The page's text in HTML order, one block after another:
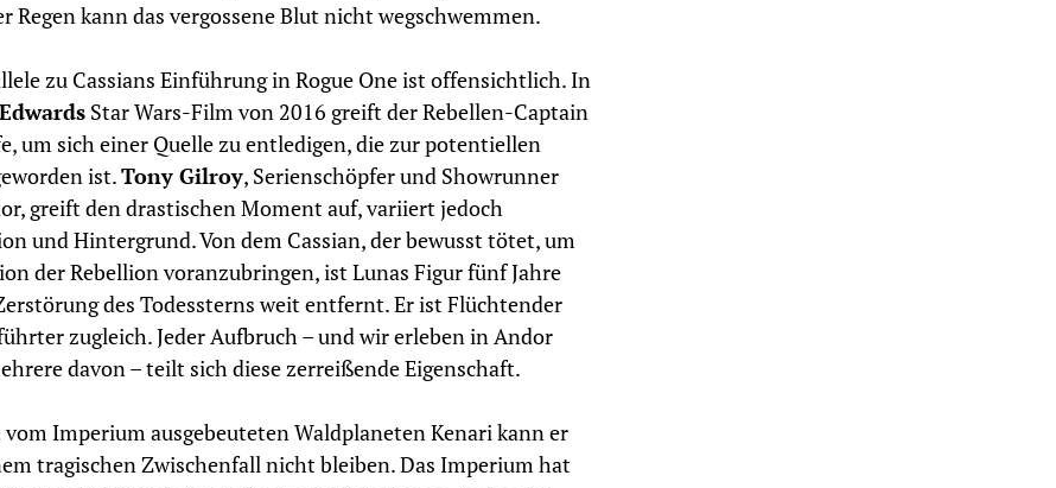
Regen kann das vergossene Blut nicht wegschwemmen.
zu Cassians Einführung in Rogue One ist offensichtlich. In
Star Wars-Film von 2016 greift der Rebellen-Captain
um sich einer Quelle zu entledigen, die zur potentiellen
ist.Tony Gilroy, Serienschöpfer und Showrunner
greift den drastischen Moment auf, variiert jedoch
und Hintergrund. Von dem Cassian, der bewusst tötet, um
der Rebellion voranzubringen, ist Lunas Figur fünf Jahre
des Todessterns weit entfernt. Er ist Flüchtender
zugleich. Jeder Aufbruch – und wir erleben in Andor
davon – teilt sich diese zerreißende Eigenschaft.
vom Imperium ausgebeuteten Waldplaneten Kenari kann er
tragischen Zwischenfall nicht bleiben. Das Imperium hat